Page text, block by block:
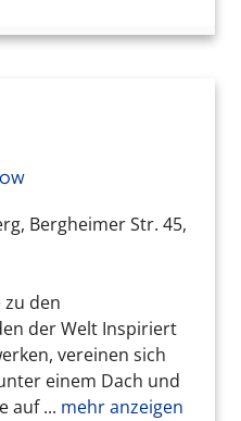
Bergheimer Str. 45,
zu den
der Welt Inspiriert
vereinen sich
einem Dach und
auf ... mehr anzeigen